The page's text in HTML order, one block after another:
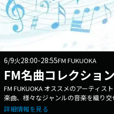
6/9火28:00-28:55FM FUKUOKA
FM名曲コレクション
FM FUKUOKA オススメのアーティス
楽曲、様々なジャンルの音楽を織り
楽番組です。 番組Webサイト：
詳細情報を見る